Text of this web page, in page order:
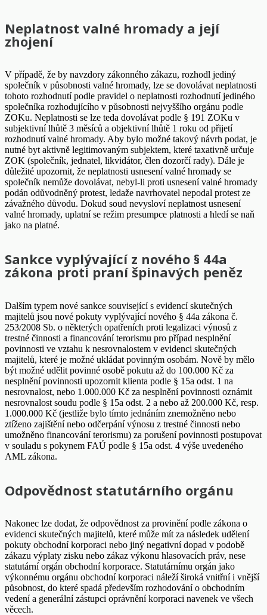
Neplatnost valné hromady a její
zhojení
V případě, že by navzdory zákonného zákazu, rozhodl jediný
společník v působnosti valné hromady, lze se dovolávat neplatnosti
tohoto rozhodnutí podle pravidel o neplatnosti rozhodnutí jediného
společníka rozhodujícího v působnosti nejvyššího orgánu podle
ZOKu. Neplatnosti se lze teda dovolávat podle § 191 ZOKu v
subjektivní lhůtě 3 měsíců a objektivní lhůtě 1 roku od přijetí
rozhodnutí valné hromady. Aby bylo možné takový návrh podat, je
nutné byt aktivně legitimovaným subjektem, které taxativně určuje
ZOK (společník, jednatel, likvidátor, člen dozorčí rady). Dále je
důležité upozornit, že neplatnosti usnesení valné hromady se
společník nemůže dovolávat, nebyl-li proti usnesení valné hromady
podán odůvodněný protest, ledaže navrhovatel nepodal protest ze
závažného důvodu. Dokud soud nevysloví neplatnost usnesení
valné hromady, uplatní se režim presumpce platnosti a hledí se naň
jako na platné.
Sankce vyplývající z nového § 44a
zákona proti praní špinavých peněz
Dalším typem nové sankce související s evidencí skutečných
majitelů jsou nové pokuty vyplývající nového § 44a zákona č.
253/2008 Sb. o některých opatřeních proti legalizaci výnosů z
trestné činnosti a financování terorismu pro případ nesplnění
povinnosti ve vztahu k nesrovnalostem v evidenci skutečných
majitelů, které je možné ukládat povinným osobám. Nově by mělo
být možné udělit povinné osobě pokutu až do 100.000 Kč za
nesplnění povinnosti upozornit klienta podle § 15a odst. 1 na
nesrovnalost, nebo 1.000.000 Kč za nesplnění povinnosti oznámit
nesrovnalost soudu podle § 15a odst. 2 a nebo až 200.000 Kč, resp.
1.000.000 Kč (jestliže bylo tímto jednáním znemožněno nebo
ztíženo zajištění nebo odčerpání výnosu z trestné činnosti nebo
umožněno financování terorismu) za porušení povinnosti postupovat
v souladu s pokynem FAÚ podle § 15a odst. 4 výše uvedeného
AML zákona.
Odpovědnost statutárního orgánu
Nakonec lze dodat, že odpovědnost za provinění podle zákona o
evidenci skutečných majitelů, které může mít za následek udělení
pokuty obchodní korporaci nebo jiný negativní dopad v podobě
zákazu výplaty zisku nebo zákaz výkonu hlasovacích práv, nese
statutární orgán obchodní korporace. Statutárnímu orgán jako
výkonnému orgánu obchodní korporaci náleží široká vnitřní i vnější
působnost, do které spadá především rozhodování o obchodním
vedení a generální zástupci oprávnění korporaci navenek ve všech
věcech.